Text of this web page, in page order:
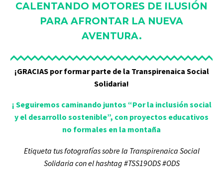
CALENTANDO MOTORES DE ILUSIÓN
PARA AFRONTAR LA NUEVA
AVENTURA.
¡GRACIAS por formar parte de la Transpirenaica Social
Solidaria!
¡ Seguiremos caminando juntos “Por la inclusión social
y el desarrollo sostenible”, con proyectos educativos
no formales en la montaña
Etiqueta tus fotografías sobre la Transpirenaica Social
Solidaria con el hashtag #TSS19ODS #ODS